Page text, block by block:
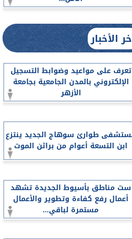
الأخبار
تعرف على مواعيد وضوابط التسجيل
الإلكتروني بالمدن الجامعية بجامعة
الأزهر
طوارئ سوهاج الجديد ينتزع
ابن التسعة أعوام من براثن الموت
ست مناطق بأسيوط الجديدة تشهد
أعمال رفع كفاءة وتطوير والأعمال
مستمرة لباقي...